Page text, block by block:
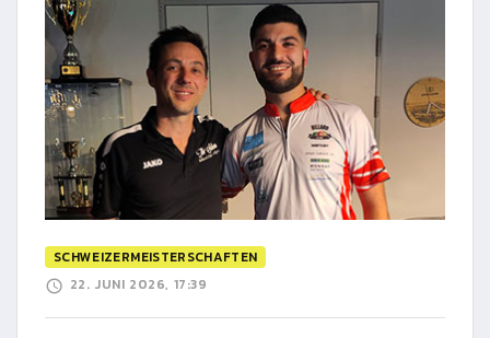
SCHWEIZERMEISTERSCHAFTEN
22. JUNI 2026, 17:39